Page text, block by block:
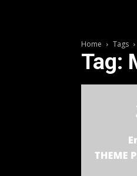
Home Tags
Tag: